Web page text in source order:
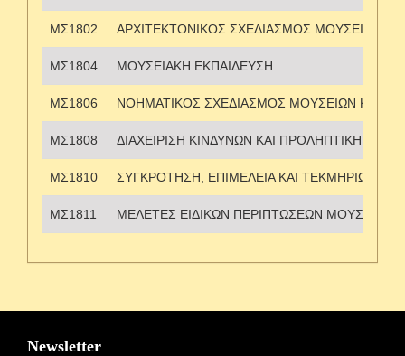
ΜΣ1802 ΑΡΧΙΤΕΚΤΟΝΙΚΟΣ ΣΧΕΔΙΑΣΜΟΣ ΜΟΥΣΕΙΑΚΟΥ
ΜΣ1804 ΜΟΥΣΕΙΑΚΗ ΕΚΠΑΙΔΕΥΣΗ
ΜΣ1806 ΝΟΗΜΑΤΙΚΟΣ ΣΧΕΔΙΑΣΜΟΣ ΜΟΥΣΕΙΩΝ ΚΑΙ
ΜΣ1808 ΔΙΑΧΕΙΡΙΣΗ ΚΙΝΔΥΝΩΝ ΚΑΙ ΠΡΟΛΗΠΤΙΚΗ
ΜΣ1810 ΣΥΓΚΡΟΤΗΣΗ, ΕΠΙΜΕΛΕΙΑ ΚΑΙ ΤΕΚΜΗΡΙΩΣΗ
ΜΣ1811 ΜΕΛΕΤΕΣ ΕΙΔΙΚΩΝ ΠΕΡΙΠΤΩΣΕΩΝ ΜΟΥΣΕΙΩΝ
Newsletter